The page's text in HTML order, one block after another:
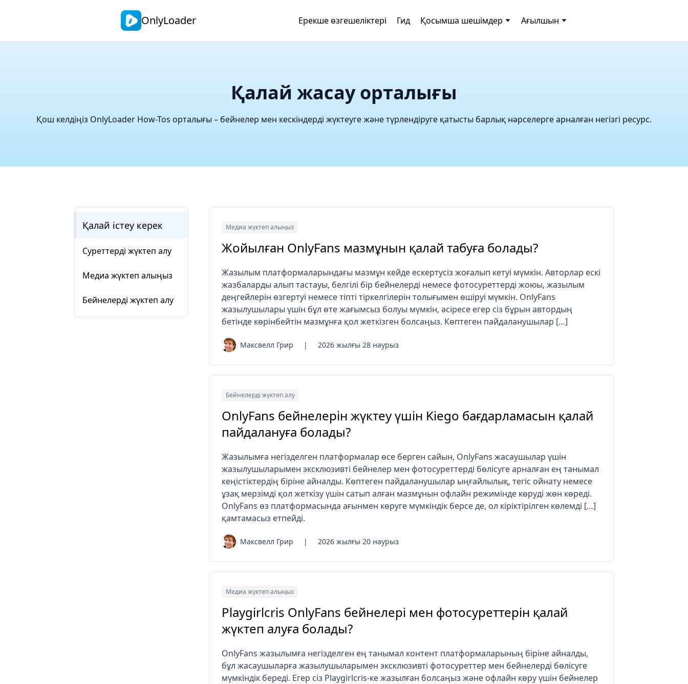
OnlyLoader Ерекше өзгешеліктері Гид Қосымша шешімдер Ағылшын
Қалай жасау орталығы
Қош келдіңіз OnlyLoader How-Tos орталығы – бейнелер мен кескіндерді жүктеуге және түрлендіруге қатысты барлық нәрселерге арналған негізгі ресурс.
Қалай істеу керек
Суреттерді жүктеп алу
Медиа жүктеп алыңыз
Бейнелерді жүктеп алу
Медиа жүктеп алыңыз
Жойылған OnlyFans мазмұнын қалай табуға болады?
Жазылым платформаларындағы мазмұн кейде ескертусіз жоғалып кетуі мүмкін. Авторлар ескі
жазбаларды алып тастауы, белгілі бір бейнелерді немесе фотосуреттерді жоюы, жазылым
деңгейлерін өзгертуі немесе тіпті тіркелгілерін толығымен өшіруі мүмкін. OnlyFans
жазылушылары үшін бұл өте жағымсыз болуы мүмкін, әсіресе егер сіз бұрын автордың
бетінде көрінбейтін мазмұнға қол жеткізген болсаңыз. Көптеген пайдаланушылар […]
Максвелл Грир | 2026 жылғы 28 наурыз
Бейнелерді жүктеп алу
OnlyFans бейнелерін жүктеу үшін Kiego бағдарламасын қалай
пайдалануға болады?
Жазылымға негізделген платформалар өсе берген сайын, OnlyFans жасаушылар үшін
жазылушыларымен эксклюзивті бейнелер мен фотосуреттерді бөлісуге арналған ең танымал
кеңістіктердің біріне айналды. Көптеген пайдаланушылар ыңғайлылық, тегіс ойнату немесе
ұзақ мерзімді қол жеткізу үшін сатып алған мазмұнын офлайн режимінде көруді жөн көреді.
OnlyFans өз платформасында ағынмен көруге мүмкіндік берсе де, ол кіріктірілген көлемді […]
қамтамасыз етпейді.
Максвелл Грир | 2026 жылғы 20 наурыз
Медиа жүктеп алыңыз
Playgirlcris OnlyFans бейнелері мен фотосуреттерін қалай
жүктеп алуға болады?
OnlyFans жазылымға негізделген ең танымал контент платформаларының біріне айналды,
бұл жасаушыларға жазылушыларымен эксклюзивті фотосуреттер мен бейнелерді бөлісуге
мүмкіндік береді. Егер сіз Playgirlcris-ке жазылған болсаңыз және офлайн көру үшін бейнелер